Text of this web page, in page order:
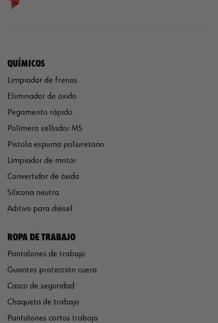
QUÍMICOS
Limpiador de frenos
Eliminador de óxido
Pegamento rápido
Polímero sellador MS
Pistola espuma poliuretano
Limpiador de motor
Convertidor de óxido
Silicona neutra
Aditivo para diésel
ROPA DE TRABAJO
Pantalones de trabajo
Guantes protección cuero
Casco de seguridad
Chaqueta de trabajo
Pantalones cortos trabajo